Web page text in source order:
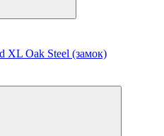
XL Oak Steel (замок)